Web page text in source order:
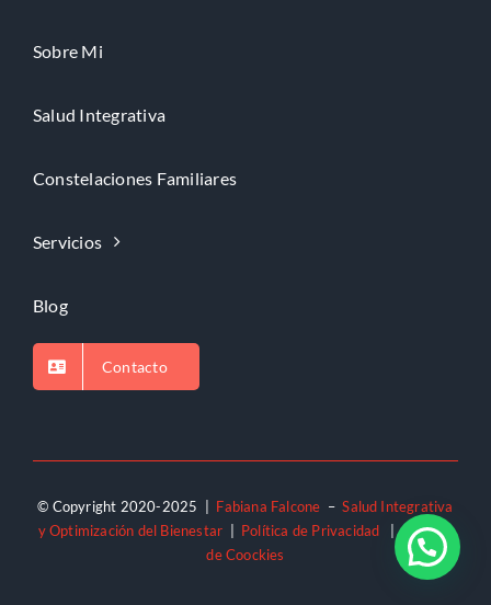
Sobre Mi
Salud Integrativa
Constelaciones Familiares
Servicios
Blog
Contacto
© Copyright 2020-2025 | Fabiana Falcone –Salud Integrativa
y Optimización del Bienestar
Política de Privacidad | Política
de Coockies